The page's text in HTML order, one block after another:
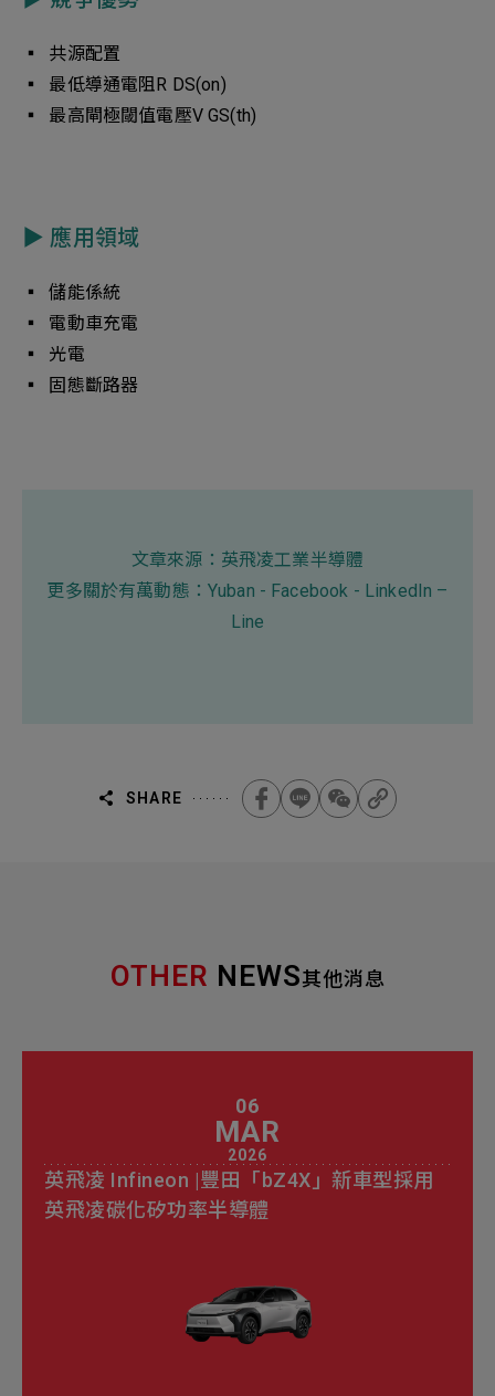
▪︎ 共源配置
▪︎ 最低導通電阻R DS(on)
▪︎ 最高閘極閾值電壓V GS(th)
▶︎ 應用領域
▪︎ 儲能係統
▪︎ 電動車充電
▪︎ 光電
▪︎ 固態斷路器
文章來源： 英飛凌工業半導體
更多關於有萬動態： Yuban - Facebook - LinkedIn –
Line
SHARE
OTHER NEWS其他消息
06
MAR
2026
英飛凌 Infineon |豐田「bZ4X」新車型採用
英飛凌碳化矽功率半導體